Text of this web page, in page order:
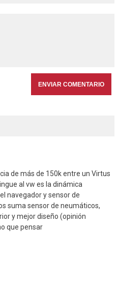
de más de 150k entre un Virtus
al vw es la dinámica
navegador y sensor de
suma sensor de neumáticos,
y mejor diseño (opinión
que pensar